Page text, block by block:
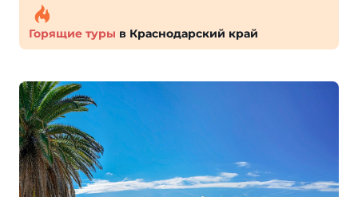
Горящие туры в Краснодарский край